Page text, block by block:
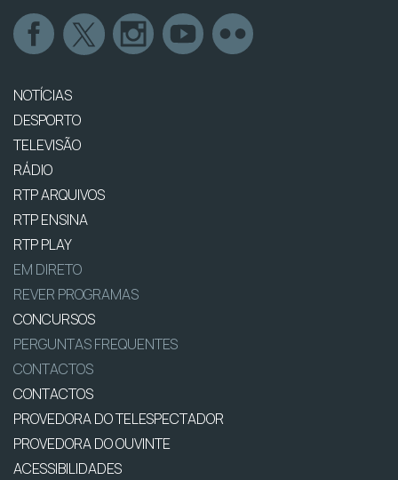
NOTÍCIAS
DESPORTO
TELEVISÃO
RÁDIO
RTP ARQUIVOS
RTP ENSINA
RTP PLAY
EM DIRETO
REVER PROGRAMAS
CONCURSOS
PERGUNTAS FREQUENTES
CONTACTOS
CONTACTOS
PROVEDORA DO TELESPECTADOR
PROVEDORA DO OUVINTE
ACESSIBILIDADES